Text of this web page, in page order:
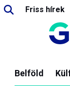
Friss hírek
Belföld